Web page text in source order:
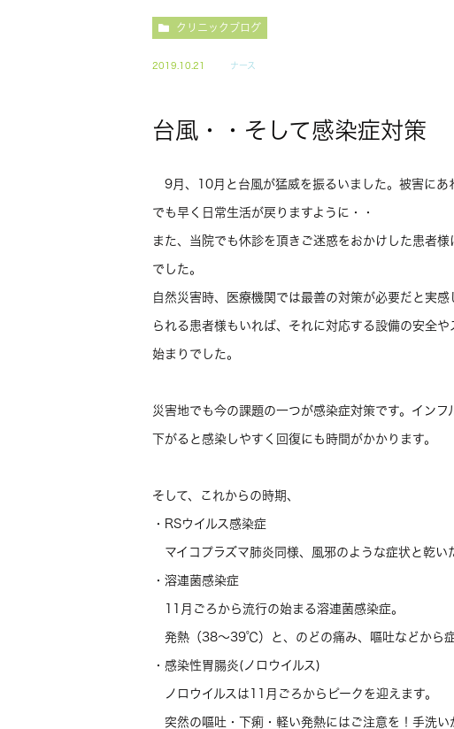
クリニックブログ
2019.10.21 ナース
台風・・そして感染症対策
9月、10月と台風が猛威を振るいました。被害にあ
でも早く日常生活が戻りますように・・
また、当院でも休診を頂きご迷惑をおかけした患者
でした。
自然災害時、医療機関では最善の対策が必要だと実
られる患者様もいれば、それに対応する設備の安全
始まりでした。
災害地でも今の課題の一つが感染症対策です。イン
下がると感染しやすく回復にも時間がかかります。
そして、これからの時期、
・RSウイルス感染症
マイコプラズマ肺炎同様、風邪のような症状と乾い
・溶連菌感染症
11月ごろから流行の始まる溶連菌感染症。
発熱（38～39℃）と、のどの痛み、嘔吐などから症
・感染性胃腸炎(ノロウイルス)
ノロウイルスは11月ごろからピークを迎えます。
突然の嘔吐・下痢・軽い発熱にはご注意を！手洗い